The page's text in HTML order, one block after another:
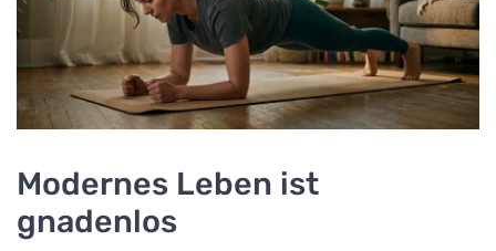
Modernes Leben ist
gnadenlos